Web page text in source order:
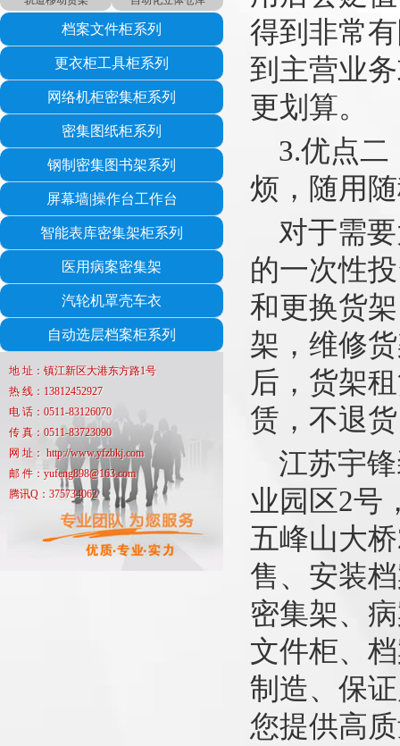
档案文件柜系列
更衣柜工具柜系列
网络机柜密集柜系列
密集图纸柜系列
钢制密集图书架系列
屏幕墙|操作台工作台
智能表库密集架柜系列
医用病案密集架
汽轮机罩壳车衣
自动选层档案柜系列
地 址：镇江新区大港东方路1号
热 线：13812452927
电 话：0511-83126070
传 真：0511-83723090
网 址： http://www.yfzbkj.com
邮 件：yufeng898@163.com
腾讯Q：375734062
得到非常
到主营业
更划算。
3.优点二
烦，随用
对于需要
的一次性
和更换货
架，维修
后，货架
赁，不退
江苏宇锋
业园区2号
五峰山大
售、安装
密集架、
文件柜、
制造、保
您提供高